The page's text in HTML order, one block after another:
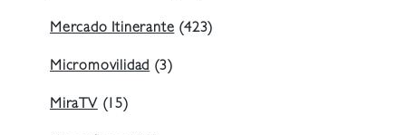
Mercado Itinerante(423)
Micromovilidad(3)
MiraTV(15)